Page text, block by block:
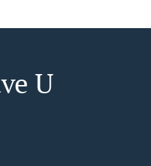
U